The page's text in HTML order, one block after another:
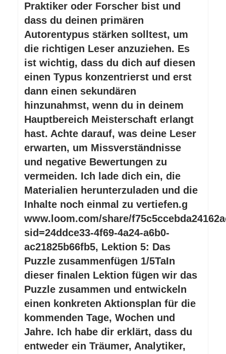
Praktiker oder Forscher bist und
dass du deinen primären
Autorentypus stärken solltest, um
die richtigen Leser anzuziehen. Es
ist wichtig, dass du dich auf diesen
einen Typus konzentrierst und erst
dann einen sekundären
hinzunahmst, wenn du in deinem
Hauptbereich Meisterschaft erlangt
hast. Achte darauf, was deine Leser
erwarten, um Missverständnisse
und negative Bewertungen zu
vermeiden. Ich lade dich ein, die
Materialien herunterzuladen und die
Inhalte noch einmal zu vertiefen.g
www.loom.com/share/
sid=24ddce33-4f69-4a24-a6b0-
ac21825b66fb5, Lektion 5: Das
Puzzle zusammenfügen 1/5TaIn
dieser finalen Lektion fügen wir das
Puzzle zusammen und entwickeln
einen konkreten Aktionsplan für die
kommenden Tage, Wochen und
Jahre. Ich habe dir erklärt, dass du
entweder ein Träumer, Analytiker,